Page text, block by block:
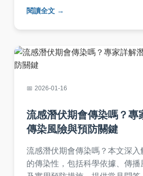
治療選項及常見問答，解決家長
閱讀全文
2026-01-16
流感潛伏期會傳染嗎？專
傳染風險與預防關鍵
流感潛伏期會傳染嗎？本文深入
的傳染性，包括科學依據、傳